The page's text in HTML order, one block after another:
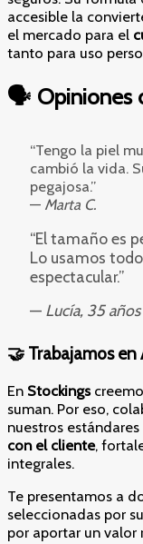
accesible la
el mercado para el
tanto para uso
🗣️ Opiniones
“Tengo la piel
cambió la vida.
pegajosa.”
— Marta C.
“El tamaño es
Lo usamos
espectacular.”
— Lucía, 35 años
🤝 Trabajamos
En Stockings
suman. Por eso,
nuestros
con el cliente,
integrales.
Te presentamos a
seleccionadas por
por aportar un valor